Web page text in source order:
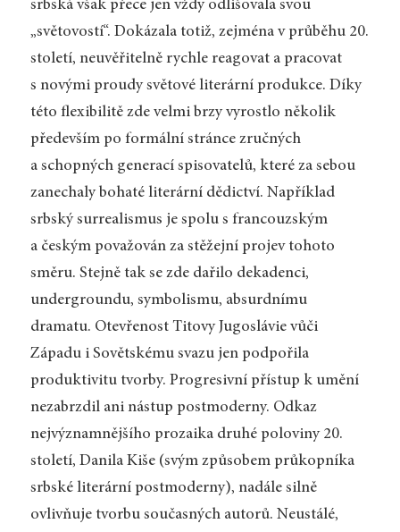
srbská však přece jen vždy odlišovala svou
„světovostí“. Dokázala totiž, zejména v průběhu 20.
století, neuvěřitelně rychle reagovat a pracovat
s novými proudy světové literární produkce. Díky
této flexibilitě zde velmi brzy vyrostlo několik
především po formální stránce zručných
a schopných generací spisovatelů, které za sebou
zanechaly bohaté literární dědictví. Například
srbský surrealismus je spolu s francouzským
a českým považován za stěžejní projev tohoto
směru. Stejně tak se zde dařilo dekadenci,
undergroundu, symbolismu, absurdnímu
dramatu. Otevřenost Titovy Jugoslávie vůči
Západu i Sovětskému svazu jen podpořila
produktivitu tvorby. Progresivní přístup k umění
nezabrzdil ani nástup postmoderny. Odkaz
nejvýznamnějšího prozaika druhé poloviny 20.
století, Danila Kiše (svým způsobem průkopníka
srbské literární postmoderny), nadále silně
ovlivňuje tvorbu současných autorů. Neustálé,